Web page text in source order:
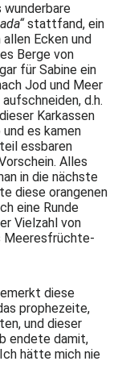
wunderbare
stattfand, ein
Ecken und
Berge von
für Sabine ein
Jod und Meer
d.h.
Karkassen
es kamen
essbaren
Alles
in die nächste
diese orangenen
eine Runde
Vielzahl von
Meeresfrüchte-
diese
prophezeite,
und dieser
endete damit,
hätte mich nie